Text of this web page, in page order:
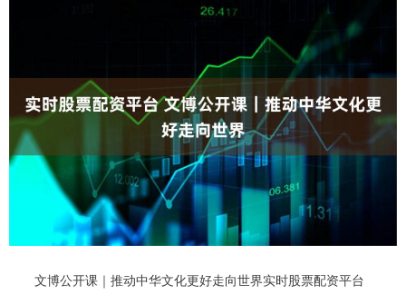
文博公开课｜推动中华文化更好走向世界实时股票配资平台